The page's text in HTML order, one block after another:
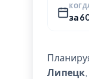
за
Липецк